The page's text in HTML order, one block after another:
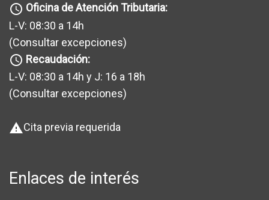
query_builder Oficina de Atención Tributaria:
L-V: 08:30 a 14h
(Consultar excepciones)
query_builder Recaudación:
L-V: 08:30 a 14h y J: 16 a 18h
(Consultar excepciones)
warningCita previa requerida
Enlaces de interés